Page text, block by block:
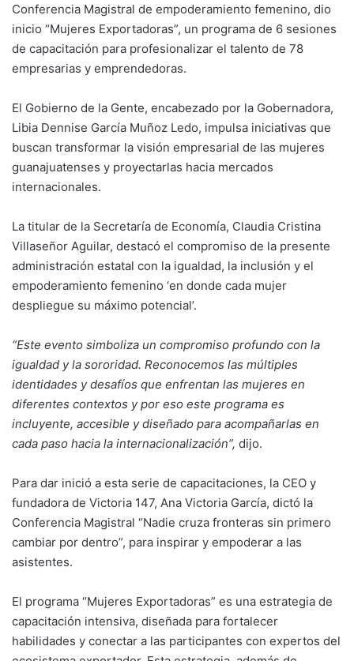
Conferencia Magistral de empoderamiento femenino, dio
inicio “Mujeres Exportadoras”, un programa de 6 sesiones
de capacitación para profesionalizar el talento de 78
empresarias y emprendedoras.
El Gobierno de la Gente, encabezado por la Gobernadora,
Libia Dennise García Muñoz Ledo, impulsa iniciativas que
buscan transformar la visión empresarial de las mujeres
guanajuatenses y proyectarlas hacia mercados
internacionales.
La titular de la Secretaría de Economía, Claudia Cristina
Villaseñor Aguilar, destacó el compromiso de la presente
administración estatal con la igualdad, la inclusión y el
empoderamiento femenino ‘en donde cada mujer
despliegue su máximo potencial’.
“Este evento simboliza un compromiso profundo con la
igualdad y la sororidad. Reconocemos las múltiples
identidades y desafíos que enfrentan las mujeres en
diferentes contextos y por eso este programa es
incluyente, accesible y diseñado para acompañarlas en
cada paso hacia la internacionalización”, dijo.
Para dar inició a esta serie de capacitaciones, la CEO y
fundadora de Victoria 147, Ana Victoria García, dictó la
Conferencia Magistral “Nadie cruza fronteras sin primero
cambiar por dentro”, para inspirar y empoderar a las
asistentes.
El programa “Mujeres Exportadoras” es una estrategia de
capacitación intensiva, diseñada para fortalecer
habilidades y conectar a las participantes con expertos del